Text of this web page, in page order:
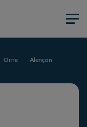
Orne
Alençon